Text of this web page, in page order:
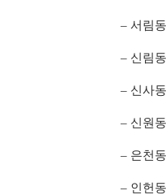
– 서림
– 신림
– 신사
– 신원
– 은천
– 인헌